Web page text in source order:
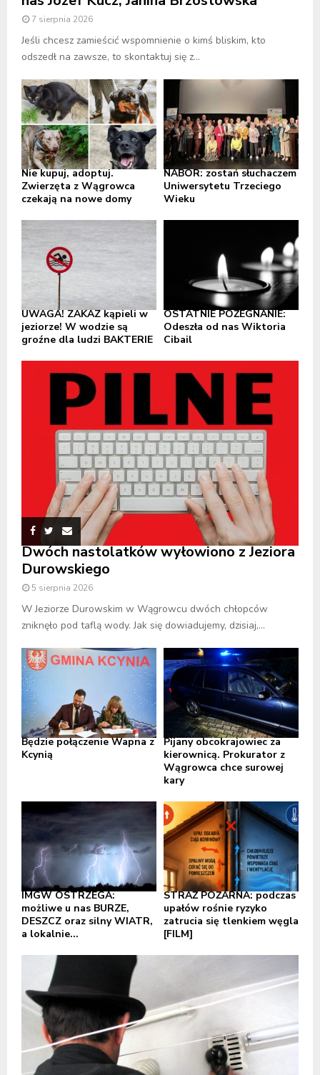
7 sierpnia 2026
Jeśli chcesz zamieścić wspomnienie o kimś bliskim, kto
odszedł na zawsze, to skontaktuj się z...
Nie kupuj, adoptuj.
Zwierzęta z Wągrowca
czekają na nowe domy
NABÓR: zostań słuchaczem
Uniwersytetu Trzeciego
Wieku
UWAGA! ZAKAZ kąpieli w
jeziorze! W wodzie są
groźne dla ludzi BAKTERIE
OSTATNIE POŻEGNANIE:
Odeszła od nas Wiktoria
Cibail
Dwóch nastolatków wyłowiono z Jeziora
Durowskiego
5 sierpnia 2026
W Jeziorze Durowskim w Wągrowcu dwóch chłopców
zniknęło pod taflą wody. Jak się dowiadujemy, dzisiaj,...
Będzie połączenie Wapna z
Kcynią
Pijany obcokrajowiec za
kierownicą. Prokurator z
Wągrowca chce surowej
kary
IMGW OSTRZEGA:
możliwe u nas BURZE,
DESZCZ oraz silny WIATR,
a lokalnie...
STRAŻ POŻARNA: podczas
upałów rośnie ryzyko
zatrucia się tlenkiem węgla
[FILM]